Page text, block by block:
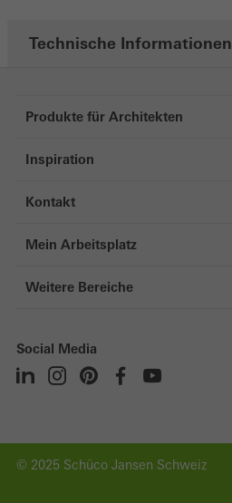
Technische Informationen
Produkte für Architekten
Fenster
Türen
Schiebesysteme
Oberflächen
Inspiration
Magazin
Kontakt
Mein Arbeitsplatz
Direkt zum Login
Technische Dokumentation
Sicherheitsdatenblätter
Weitere Bereiche
TGA & Elektropartner
Karriere
Social Media
© 2025 Schüco Jansen Schweiz